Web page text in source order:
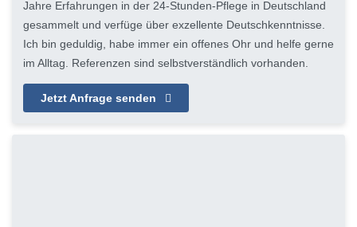
Jahre Erfahrungen in der 24-Stunden-Pflege in Deutschland
gesammelt und verfüge über exzellente Deutschkenntnisse.
Ich bin geduldig, habe immer ein offenes Ohr und helfe gerne
im Alltag. Referenzen sind selbstverständlich vorhanden.
Jetzt Anfrage senden